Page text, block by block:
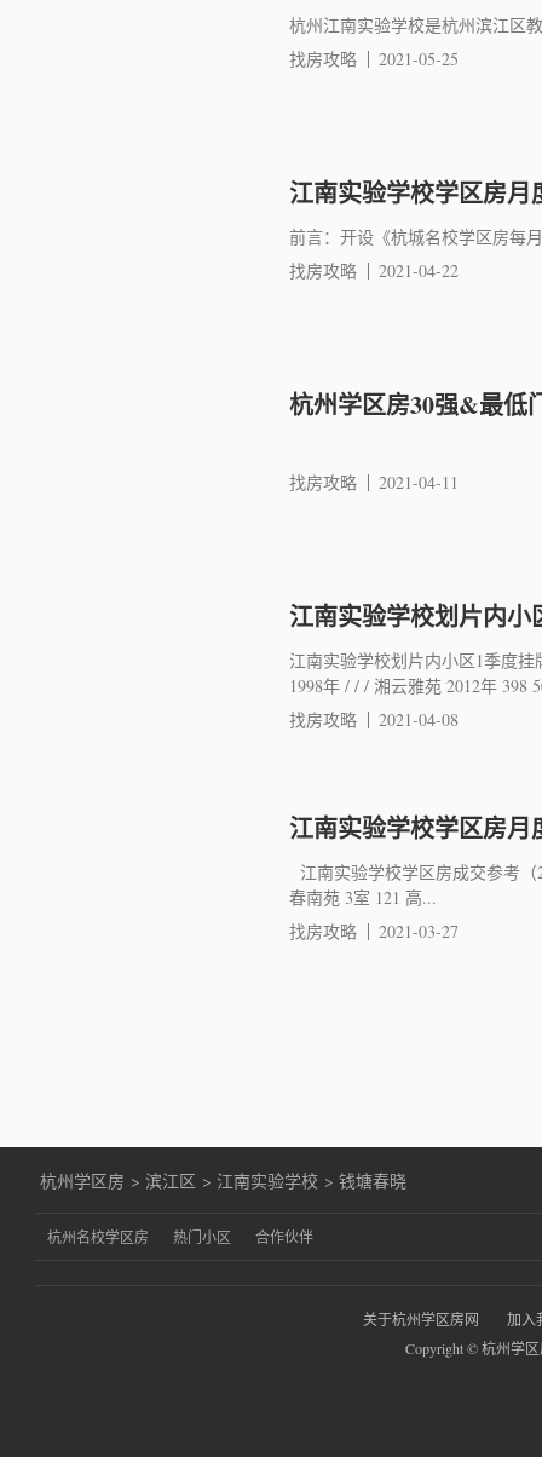
杭州江南实验学校是杭州滨江区
找房攻略
2021-05-25
江南实验学校学区房月
前言：开设《杭城名校学区房每
找房攻略
2021-04-22
杭州学区房30强&最低
找房攻略 2021-04-11
江南实验学校划片内小
江南实验学校划片内小区1季度
1998年 / / / 湘云雅苑 2012年 398
找房攻略
2021-04-08
江南实验学校学区房月
江南实验学校学区房成交参考
春南苑 3室 121 高...
找房攻略
2021-03-27
杭州学区房 > 滨江区 > 江南实验学校 >钱塘春晓
杭州名校学区房 热门小区 合作伙伴
关于杭州学区房网
加入
Copyright © 杭州学